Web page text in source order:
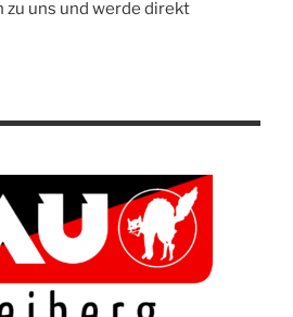
zu uns und werde direkt